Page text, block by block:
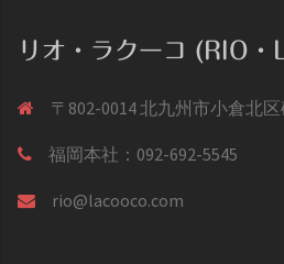
リオ・ラクーコ (RIO
〒802-0014 北九州市小倉北
福岡本社：092-692-5545
rio@lacooco.com